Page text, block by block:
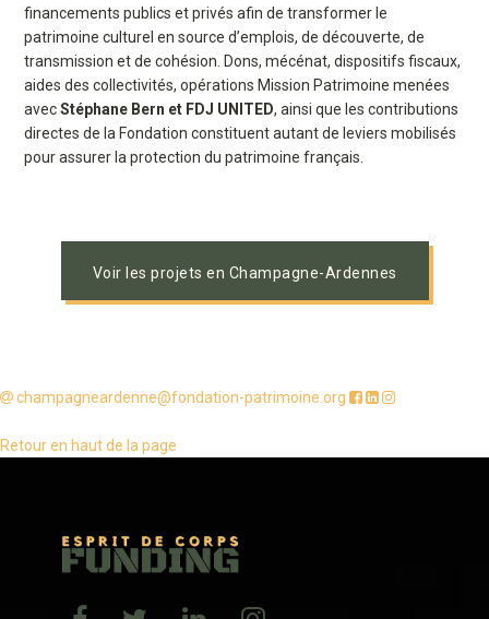
financements publics et privés afin de transformer le
patrimoine culturel en source d’emplois, de découverte, de
transmission et de cohésion. Dons, mécénat, dispositifs fiscaux,
aides des collectivités, opérations Mission Patrimoine menées
avecStéphane Bern et FDJ UNITED, ainsi que les contributions
directes de la Fondation constituent autant de leviers mobilisés
pour assurer la protection du patrimoine français.
Voir les projets en Champagne-Ardennes
champagneardenne@fondation-patrimoine.org
Retour en haut de la page